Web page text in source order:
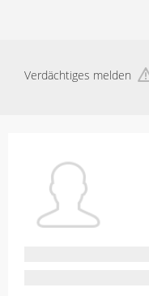
Verdächtiges melden